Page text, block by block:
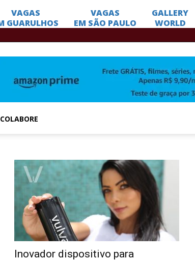
COLABORE
Inovador dispositivo para